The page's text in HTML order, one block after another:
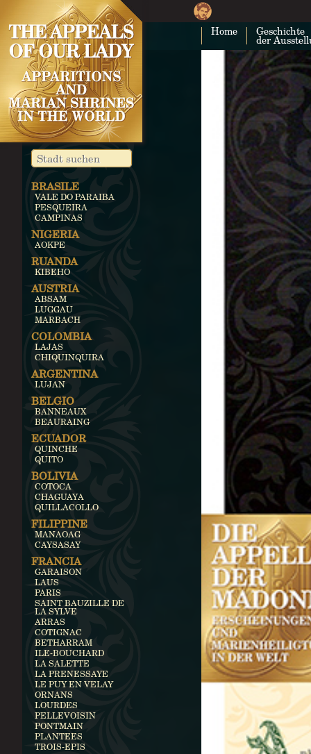
Home Geschichte
der
BRASILE
VALE DO PARAIBA
PESQUEIRA
CAMPINAS
NIGERIA
AOKPE
RUANDA
KIBEHO
AUSTRIA
ABSAM
LUGGAU
MARBACH
COLOMBIA
LAJAS
CHIQUINQUIRA
ARGENTINA
LUJAN
BELGIO
BANNEAUX
BEAURAING
ECUADOR
QUINCHE
QUITO
BOLIVIA
COTOCA
CHAGUAYA
QUILLACOLLO
FILIPPINE
MANAOAG
CAYSASAY
FRANCIA
GARAISON
LAUS
PARIS
SAINT BAUZILLE DE
LA SYLVE
ARRAS
COTIGNAC
BETHARRAM
ILE-BOUCHARD
LA SALETTE
LA PRENESSAYE
LE PUY EN VELAY
ORNANS
LOURDES
PELLEVOISIN
PONTMAIN
PLANTEES
TROIS-EPIS